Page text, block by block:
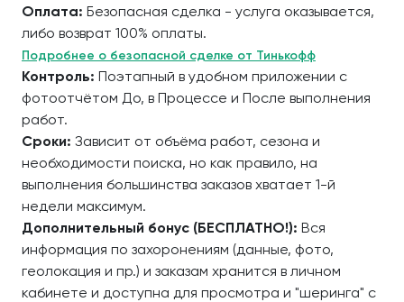
Оплата: Безопасная сделка - услуга оказывается,
либо возврат 100% оплаты.
Подробнее о безопасной сделке от Тинькофф
Контроль: Поэтапный в удобном приложении с
фотоотчётом До, в Процессе и После выполнения
работ.
Сроки: Зависит от объёма работ, сезона и
необходимости поиска, но как правило, на
выполнения большинства заказов хватает 1-й
недели максимум.
Дополнительный бонус (БЕСПЛАТНО!): Вся
информация по захоронениям (данные, фото,
геолокация и пр.) и заказам хранится в личном
кабинете и доступна для просмотра и "шеринга" с